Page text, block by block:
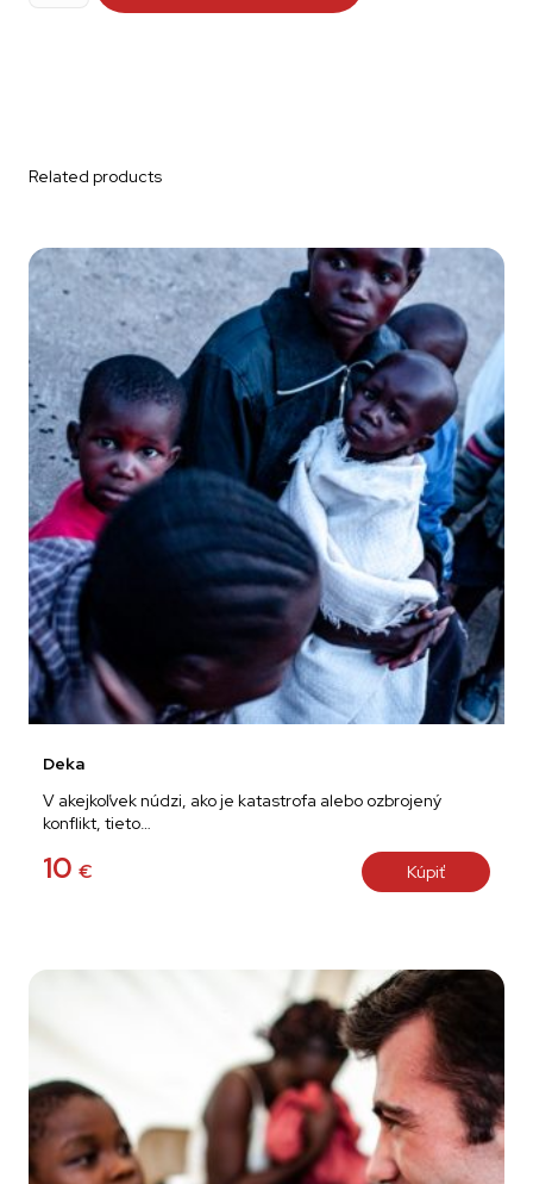
Related products
Deka
10 €
V akejkoľvek núdzi, ako je katastrofa alebo ozbrojený
konflikt, tieto…
Kúpiť